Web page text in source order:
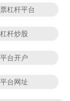
杠杆平台
杆炒股
台开户
台网址